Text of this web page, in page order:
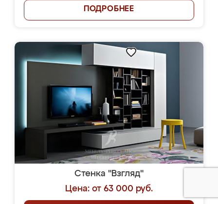
ПОДРОБНЕЕ
Стенка "Взгляд"
Цена: от 63 000 руб.